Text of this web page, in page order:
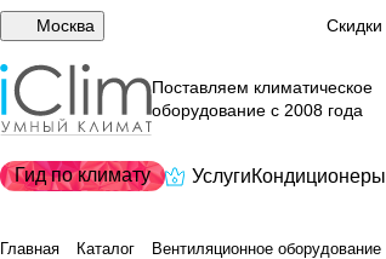
Москва Скидки
Поставляем климатическое
оборудование с 2008 года
Гид по климату УслугиКондиционеры
Главная Каталог Вентиляционное оборудование